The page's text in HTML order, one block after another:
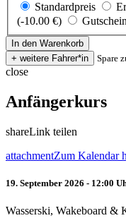
Standardpreis
(-10.00 €)
Spare
close
Anfängerkurs
shareLink teilen
attachmentZum Kalendar
19. September 2026 - 12:00
Wasserski, Wakeboard &